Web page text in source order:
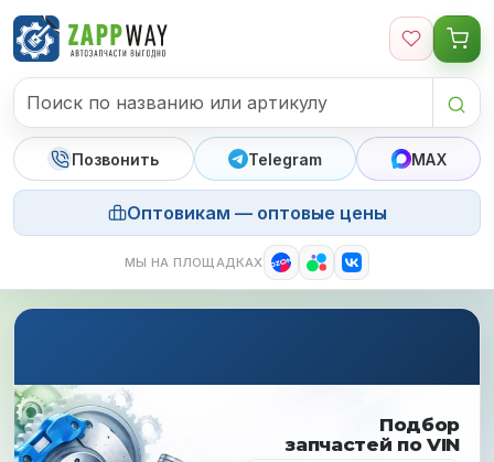
Перейти к содержимому
Позвонить Telegram MAX
Оптовикам — оптовые цены
МЫ НА ПЛОЩАДКАХ
Подбор
запчастей по VIN